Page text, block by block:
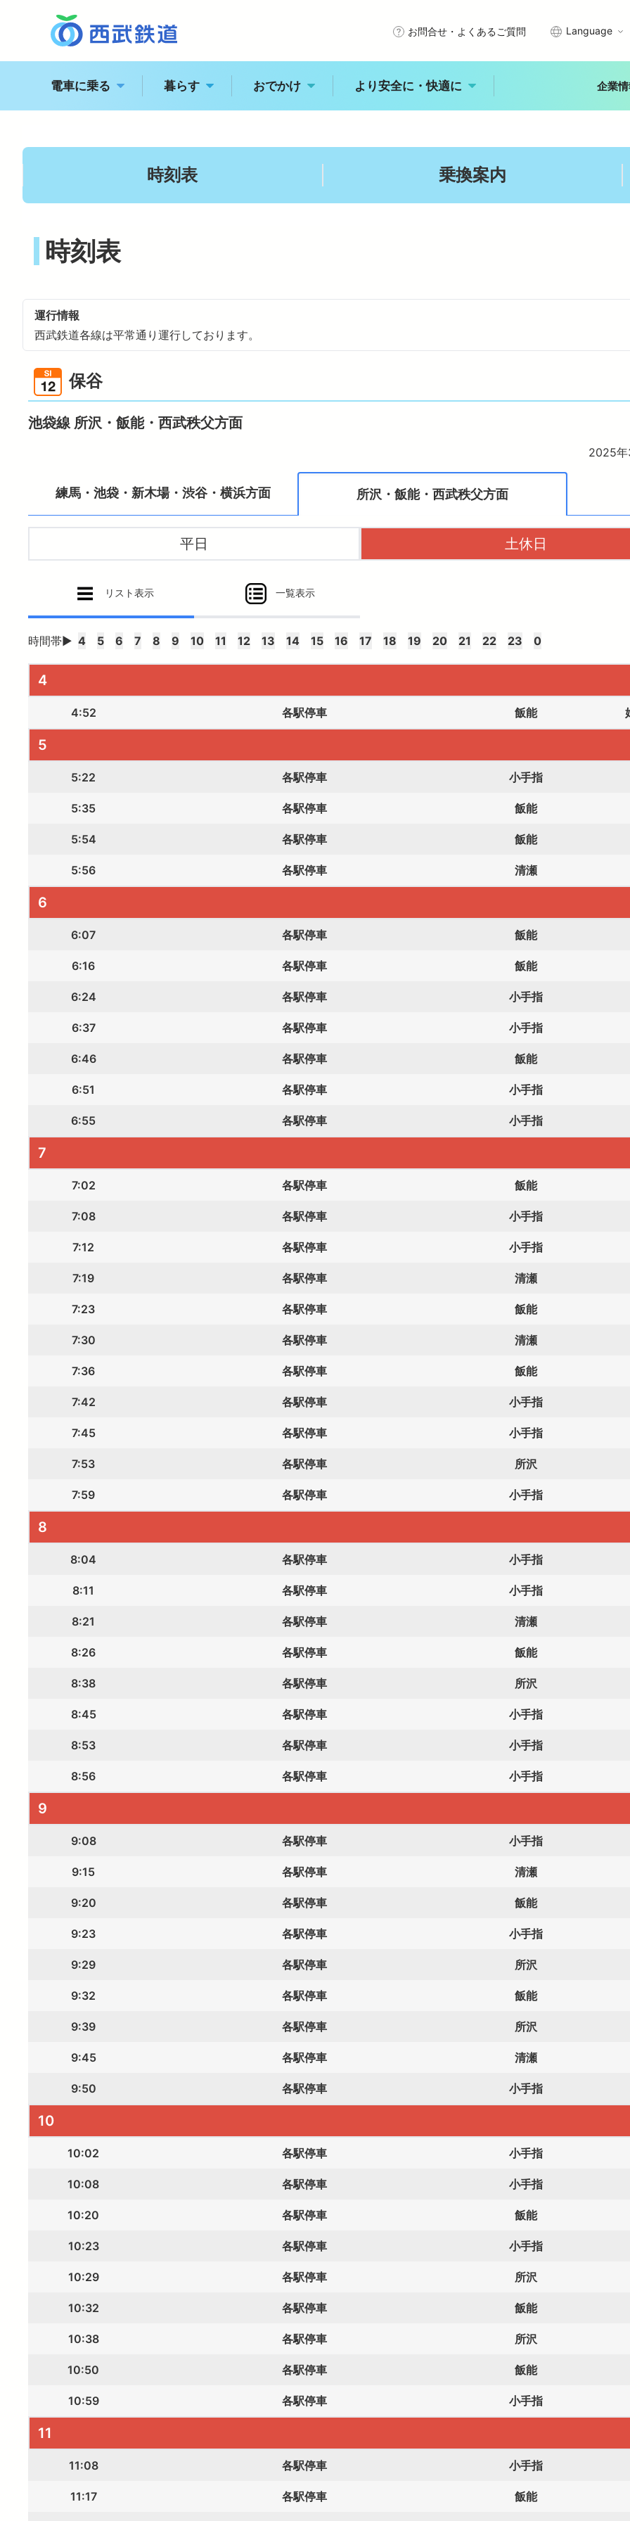
お問合せ・よくあるご質問 Language
電車に乗る
電車に乗るトップ
駅の情報・路線図 きっぷ・PASMO・定期券
バリアフリー情報
暮らす おでかけ
川越
所沢
石神井
入間・狭山 拝島
イベント・キャンペーン
おトクなきっぷ
より安全に・快適に 企業
時刻表 乗換案内
時刻表
運行情報
西武鉄道各線は平常通り運行しております。
保谷
池袋線 所沢・飯能・西武秩父方面
2025年
練馬・池袋・新木場・渋谷・横浜方面 所沢・飯能・西武秩父方面
平日 土休日
リスト表示 一覧表示
時間帯▶ 4 5 6 7 8 9 10 11 12 13 14 15 16 17 18 19 20 21 22 23 0
4
4:52 各駅停車 飯能
5
5:22 各駅停車 小手指
5:35 各駅停車 飯能
5:54 各駅停車 飯能
5:56 各駅停車 清瀬
6
6:07 各駅停車 飯能
6:16 各駅停車 飯能
6:24 各駅停車 小手指
6:37 各駅停車 小手指
6:46 各駅停車 飯能
6:51 各駅停車 小手指
6:55 各駅停車 小手指
7
7:02 各駅停車 飯能
7:08 各駅停車 小手指
7:12 各駅停車 小手指
7:19 各駅停車 清瀬
7:23 各駅停車 飯能
7:30 各駅停車 清瀬
7:36 各駅停車 飯能
7:42 各駅停車 小手指
7:45 各駅停車 小手指
7:53 各駅停車 所沢
7:59 各駅停車 小手指
8
8:04 各駅停車 小手指
8:11 各駅停車 小手指
8:21 各駅停車 清瀬
8:26 各駅停車 飯能
8:38 各駅停車 所沢
8:45 各駅停車 小手指
8:53 各駅停車 小手指
8:56 各駅停車 小手指
9
9:08 各駅停車 小手指
9:15 各駅停車 清瀬
9:20 各駅停車 飯能
9:23 各駅停車 小手指
9:29 各駅停車 所沢
9:32 各駅停車 飯能
9:39 各駅停車 所沢
9:45 各駅停車 清瀬
9:50 各駅停車 小手指
10
10:02 各駅停車 小手指
10:08 各駅停車 小手指
10:20 各駅停車 飯能
10:23 各駅停車 小手指
10:29 各駅停車 所沢
10:32 各駅停車 飯能
10:38 各駅停車 所沢
10:50 各駅停車 飯能
10:59 各駅停車 小手指
11
11:08 各駅停車 小手指
11:17 各駅停車 飯能